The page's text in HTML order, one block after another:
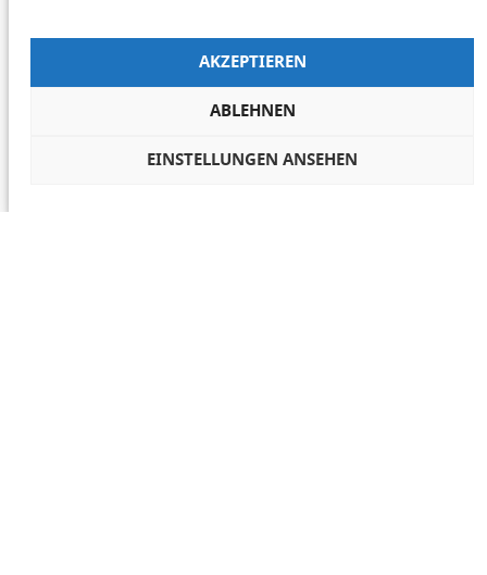
AKZEPTIEREN
ABLEHNEN
EINSTELLUNGEN ANSEHEN